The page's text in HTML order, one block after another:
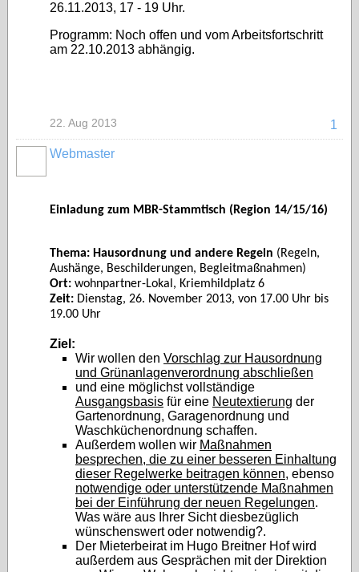
26.11.2013, 17 - 19 Uhr.
Programm: Noch offen und vom Arbeitsfortschritt
am 22.10.2013 abhängig.
1
22. Aug 2013
Webmaster
Einladung zum MBR-Stammtisch (Region 14/15/16)
Thema: Hausordnung und andere Regeln (Regeln,
Aushänge, Beschilderungen, Begleitmaßnahmen)
Ort: wohnpartner-Lokal, Kriemhildplatz 6
Zeit: Dienstag, 26. November 2013, von 17.00 Uhr bis
19.00 Uhr
Ziel:
Wir wollen den Vorschlag zur Hausordnung
und Grünanlagenverordnung abschließen
und eine möglichst vollständige
Ausgangsbasis für eine Neutextierung der
Gartenordnung, Garagenordnung und
Waschküchenordnung schaffen.
Außerdem wollen wir Maßnahmen
besprechen, die zu einer besseren Einhaltung
dieser Regelwerke beitragen können, ebenso
notwendige oder unterstützende Maßnahmen
bei der Einführung der neuen Regelungen.
Was wäre aus Ihrer Sicht diesbezüglich
wünschenswert oder notwendig?.
Der Mieterbeirat im Hugo Breitner Hof wird
außerdem aus Gesprächen mit der Direktion